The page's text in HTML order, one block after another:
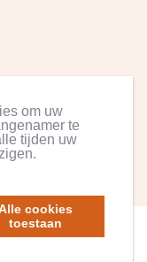
om uw
te
tijden uw
cookies
toestaan
Facebook0478 23